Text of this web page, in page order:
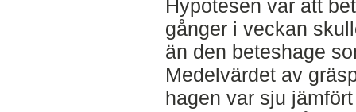
Hypotesen var att
gånger i veckan
än den beteshage
Medelvärdet av
hagen var sju